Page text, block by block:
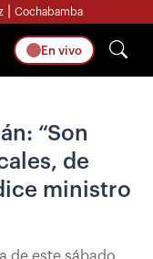
Cochabamba
En vivo
“Son
de
ministro